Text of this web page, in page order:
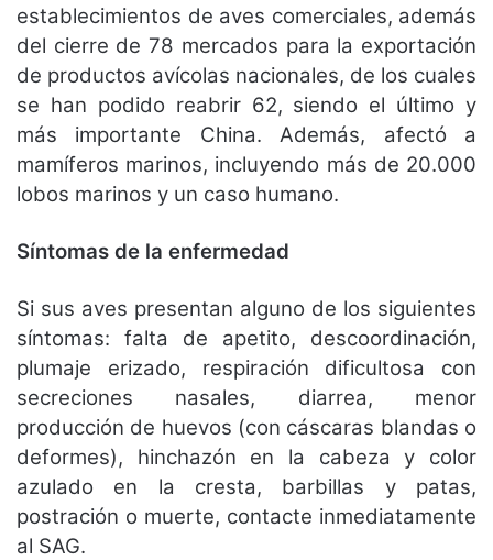
establecimientos de aves comerciales, además
del cierre de 78 mercados para la exportación
de productos avícolas nacionales, de los cuales
se han podido reabrir 62, siendo el último y
más importante China. Además, afectó a
mamíferos marinos, incluyendo más de 20.000
lobos marinos y un caso humano.
Síntomas de la enfermedad
Si sus aves presentan alguno de los siguientes
síntomas: falta de apetito, descoordinación,
plumaje erizado, respiración dificultosa con
secreciones nasales, diarrea, menor
producción de huevos (con cáscaras blandas o
deformes), hinchazón en la cabeza y color
azulado en la cresta, barbillas y patas,
postración o muerte, contacte inmediatamente
al SAG.